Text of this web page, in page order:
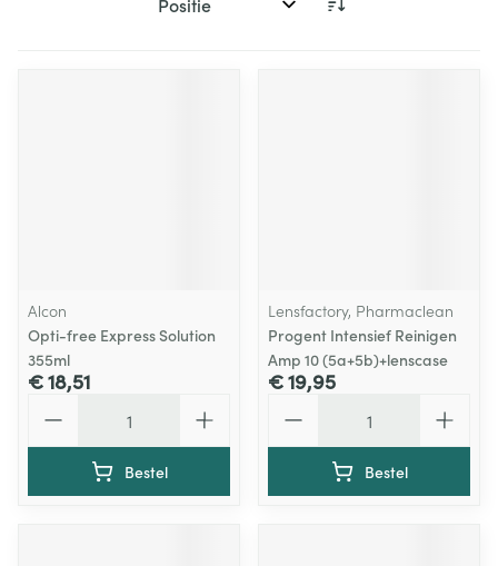
Sorteer op:
Alcon
Opti-free Express Solution
355ml
€ 18,51
Bestel
Lensfactory, Pharmaclean
Progent Intensief Reinigen
Amp 10 (5a+5b)+lenscase
€ 19,95
Bestel